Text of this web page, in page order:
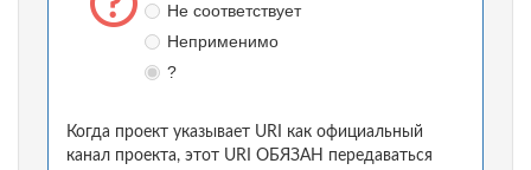
Не соответствует
Неприменимо
?
Когда проект указывает URI как официальный
канал проекта, этот URI ОБЯЗАН передаваться